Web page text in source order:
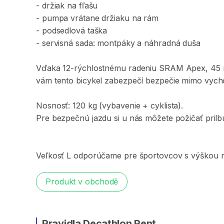
- držiak na fľašu
- pumpa vrátane držiaku na rám
- podsedlová taška
- servisná sada: montpáky a náhradná duša
Vďaka 12-rýchlostnému radeniu SRAM Apex​​​,​ 45
vám tento bicykel zabezpečí bezpečie mimo
Nosnosť: 120 kg (vybavenie + cyklista).
Pre bezpečnú jazdu si u nás môžete požičať
Veľkosť L odporúčame pre športovcov s výškou
Produkt v obchodě